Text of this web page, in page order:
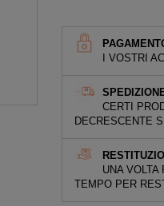
I VOSTRI
CERTI
DECRESCENTE
UNA
TEMPO PER